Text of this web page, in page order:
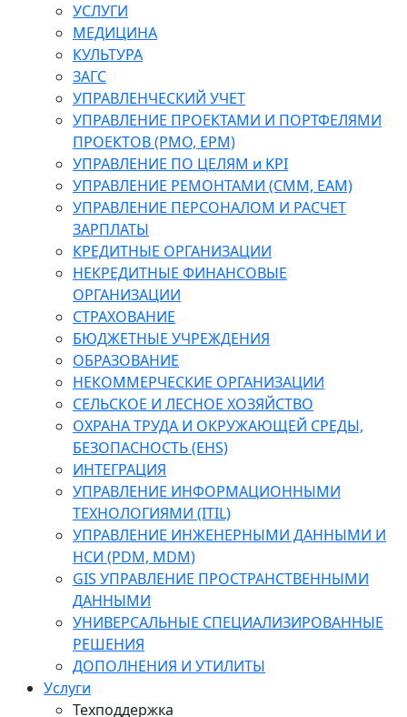
УСЛУГИ
МЕДИЦИНА
КУЛЬТУРА
ЗАГС
УПРАВЛЕНЧЕСКИЙ УЧЕТ
УПРАВЛЕНИЕ ПРОЕКТАМИ И ПОРТФЕЛЯМИ
ПРОЕКТОВ (PMO, EPM)
УПРАВЛЕНИЕ ПО ЦЕЛЯМ и KPI
УПРАВЛЕНИЕ РЕМОНТАМИ (CMM, EAM)
УПРАВЛЕНИЕ ПЕРСОНАЛОМ И РАСЧЕТ
ЗАРПЛАТЫ
КРЕДИТНЫЕ ОРГАНИЗАЦИИ
НЕКРЕДИТНЫЕ ФИНАНСОВЫЕ
ОРГАНИЗАЦИИ
СТРАХОВАНИЕ
БЮДЖЕТНЫЕ УЧРЕЖДЕНИЯ
ОБРАЗОВАНИЕ
НЕКОММЕРЧЕСКИЕ ОРГАНИЗАЦИИ
СЕЛЬСКОЕ И ЛЕСНОЕ ХОЗЯЙСТВО
ОХРАНА ТРУДА И ОКРУЖАЮЩЕЙ СРЕДЫ,
БЕЗОПАСНОСТЬ (EHS)
ИНТЕГРАЦИЯ
УПРАВЛЕНИЕ ИНФОРМАЦИОННЫМИ
ТЕХНОЛОГИЯМИ (ITIL)
УПРАВЛЕНИЕ ИНЖЕНЕРНЫМИ ДАННЫМИ И
НСИ (PDM, MDM)
GIS УПРАВЛЕНИЕ ПРОСТРАНСТВЕННЫМИ
ДАННЫМИ
УНИВЕРСАЛЬНЫЕ СПЕЦИАЛИЗИРОВАННЫЕ
РЕШЕНИЯ
ДОПОЛНЕНИЯ И УТИЛИТЫ
Услуги
Техподдержка